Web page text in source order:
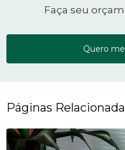
Faça seu
Quero
Páginas